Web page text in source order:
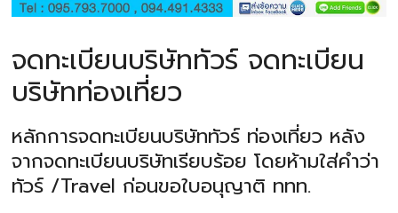
จดทะเบียนบริษัททัวร์ จดทะเบียน
บริษัทท่องเที่ยว
หลักการจดทะเบียนบริษัททัวร์ ท่องเที่ยว หลัง
จากจดทะเบียนบริษัทเรียบร้อย โดยห้ามใส่คำว่า
ทัวร์ /Travel ก่อนขอใบอนุญาติ ททท.